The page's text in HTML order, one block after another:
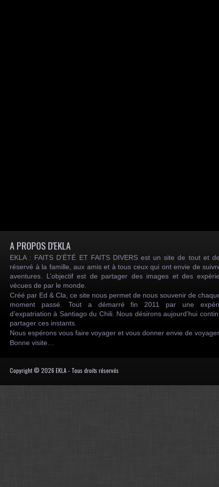
A PROPOS D'EKLA
EKLA : FAITS D’ÉTÉ ET FAITS DIVERS est un site de tout et
réservé à la famille, aux amis et à tous ceux qui ont envie de
aventures. L’objectif est de partager des images et des
vécues de par le monde.
Créé par Ed & Cla, ce site nous permet de nous souvenir de
moment passé. Tout a démarré fin 2011 par une
d’expatriation à Santiago du Chili. Nous désirons aujourd’hui
partager ces instants.
Nous espérons vous faire voyager et vous donner envie de
Bonne visite…
Copyright © 2026 EKLA - Tous droits réservés